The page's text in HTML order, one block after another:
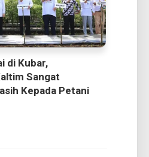
di Kubar,
Sangat
Kepada Petani